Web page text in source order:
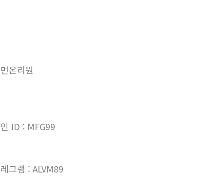
온리원
ID : MFG99
그램 : ALVM89